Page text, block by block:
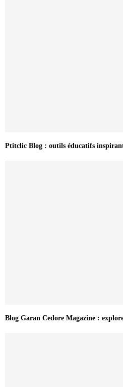
Ptitclic Blog : outils éducatifs
Blog Garan Cedore Magazine :